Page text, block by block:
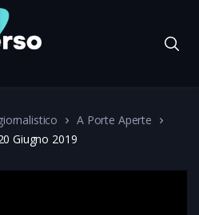
A Porte Aperte
Giugno 2019